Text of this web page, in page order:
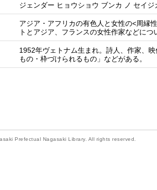
ジェンダー ヒョウショウ ブンカ ノ セイジ
アジア・アフリカの有色人と女性の<周縁
トとアジア、フランスの女性作家などに
1952年ヴェトナム生まれ。詩人、作家、
もの・枠づけられるもの」などがある。
Prefectual Nagasaki Library. All rights reserved.